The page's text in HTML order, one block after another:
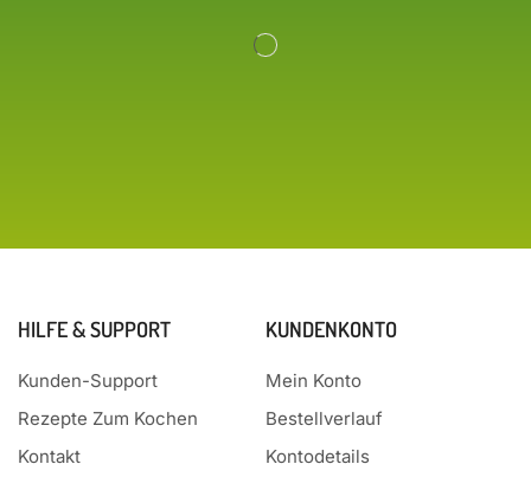
HILFE & SUPPORT
Kunden-Support
Rezepte Zum Kochen
Kontakt
KUNDENKONTO
Mein Konto
Bestellverlauf
Kontodetails